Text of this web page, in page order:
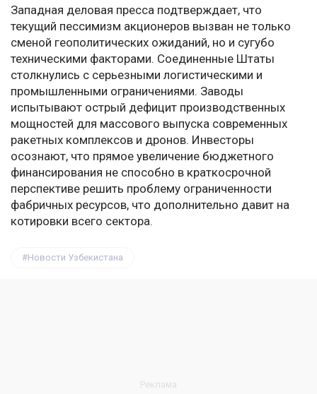
Западная деловая пресса подтверждает, что
текущий пессимизм акционеров вызван не только
сменой геополитических ожиданий, но и сугубо
техническими факторами. Соединенные Штаты
столкнулись с серьезными логистическими и
промышленными ограничениями. Заводы
испытывают острый дефицит производственных
мощностей для массового выпуска современных
ракетных комплексов и дронов. Инвесторы
осознают, что прямое увеличение бюджетного
финансирования не способно в краткосрочной
перспективе решить проблему ограниченности
фабричных ресурсов, что дополнительно давит на
котировки всего сектора.
Новости Узбекистана